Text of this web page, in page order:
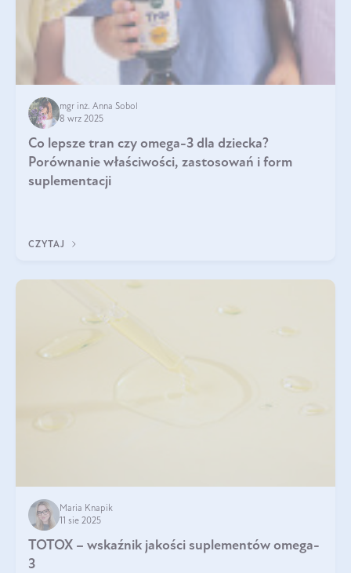
mgr inż. Anna Sobol
8 wrz 2025
Co lepsze tran czy omega-3 dla dziecka?
Porównanie właściwości, zastosowań i form
suplementacji
CZYTAJ
Maria Knapik
11 sie 2025
TOTOX – wskaźnik jakości suplementów omega-
3